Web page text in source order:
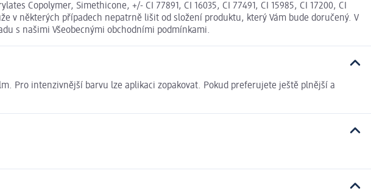
Copolymer, Simethicone, +/- CI 77891, CI 16035, CI 77491, CI 15985, CI 17200, CI
v některých případech nepatrně lišit od složení produktu, který Vám bude doručený. V
s našimi Všeobecnými obchodními podmínkami.
Pro intenzivnější barvu lze aplikaci zopakovat. Pokud preferujete ještě plnější a